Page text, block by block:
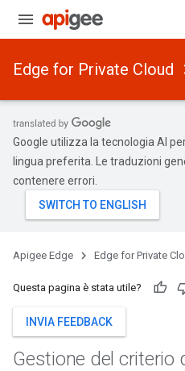
Edge for Private Cloud
Google utilizza la tecnologia AI
lingua preferita. Le traduzioni
contenere errori.
Apigee Edge Edge for Private
Questa pagina è stata utile?
INVIA FEEDBACK
Gestione del criterio